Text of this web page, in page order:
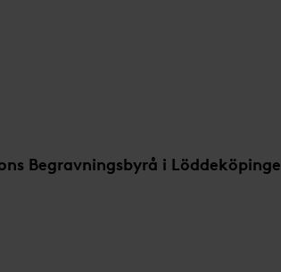
Begravningsbyrå i Löddeköpinge